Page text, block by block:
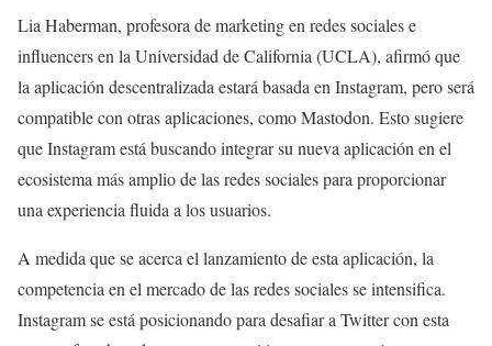
Lia Haberman, profesora de marketing en redes sociales e
influencers en la Universidad de California (UCLA), afirmó que
la aplicación descentralizada estará basada en Instagram, pero será
compatible con otras aplicaciones, como Mastodon. Esto sugiere
que Instagram está buscando integrar su nueva aplicación en el
ecosistema más amplio de las redes sociales para proporcionar
una experiencia fluida a los usuarios.
A medida que se acerca el lanzamiento de esta aplicación, la
competencia en el mercado de las redes sociales se intensifica.
Instagram se está posicionando para desafiar a Twitter con esta